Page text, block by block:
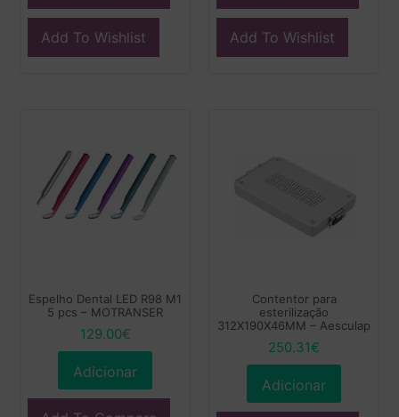
Add To Wishlist Add To Wishlist
Espelho Dental LED R98 M1
5 pcs – MOTRANSER
129.00€
Adicionar
Contentor para
esterilização
312X190X46MM – Aesculap
250.31€
Adicionar